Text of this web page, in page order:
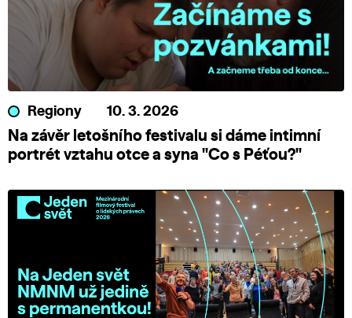
Regiony 10. 3. 2026
Na závěr letošního festivalu si dáme intimní
portrét vztahu otce a syna "Co s Péťou?"